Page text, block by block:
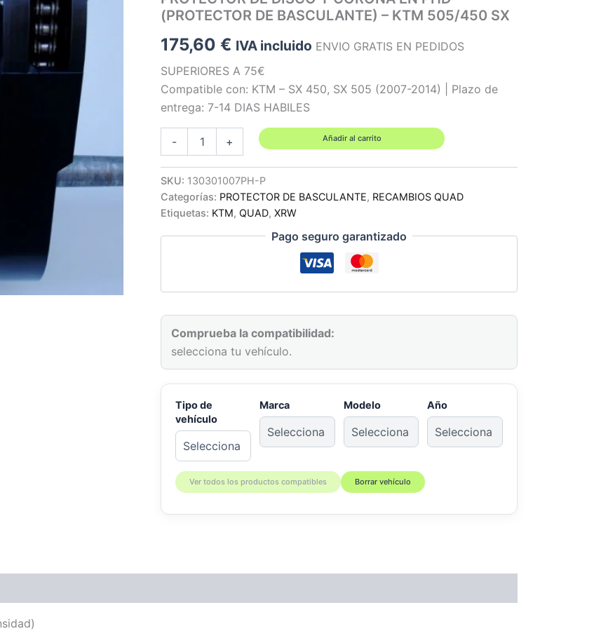
(PROTECTOR DE BASCULANTE) – KTM 505/450 SX
175,60€ IVA incluido ENVIO GRATIS EN PEDIDOS
SUPERIORES A 75€
Compatible con: KTM – SX 450, SX 505 (2007-2014) | Plazo de
entrega: 7-14 DIAS HABILES
-
Y
CORONA
EN
PHD
KTM
SX
cantidad
+ Añadir al carrito
SKU: 130301007PH-P
Categorías: PROTECTOR DE BASCULANTE, RECAMBIOS QUAD
Etiquetas: KTM,QUAD,XRW
Pago seguro garantizado
Comprueba la compatibilidad:
selecciona tu vehículo.
Tipo de
vehículo
Marca Modelo Año
Ver todos los productos compatibles Borrar vehículo